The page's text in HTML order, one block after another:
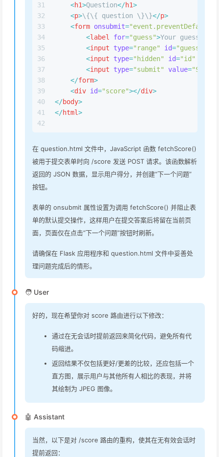
31
32
33
34
35
36
37
38
39
40
41
42
<h1>Question</h1>
<p>\{\{ question \}\}</p>
<form onsubmit=
<label for="guess">Your guess
<input type="range" id="guess"
<input type="hidden" id="id"
<input type="submit" value=
</form>
<div id="score"></div>
</body>
</html>
在 question.html 文件中，JavaScript 函数 fetchScore()
被用于提交表单时向 /score 发送 POST 请求。该函数解析
返回的 JSON 数据，显示用户得分，并创建“下一个问题”
按钮。
表单的 onsubmit 属性设置为调用 fetchScore() 并阻止表
单的默认提交操作，这样用户在提交答案后将留在当前页
面，页面仅在点击“下一个问题”按钮时刷新。
请确保在 Flask 应用程序和 question.html 文件中妥善处
理问题完成后的情形。
🧑 User
好的，现在希望你对 score 路由进行以下修改：
通过在无会话时提前返回来简化代码，避免所有代
码缩进。
返回结果不仅包括更好/更差的比较，还应包括一个
直方图，展示用户与其他所有人相比的表现，并将
其绘制为 JPEG 图像。
🤖 Assistant
当然，以下是对 /score 路由的重构，使其在无有效会话时
提前返回：